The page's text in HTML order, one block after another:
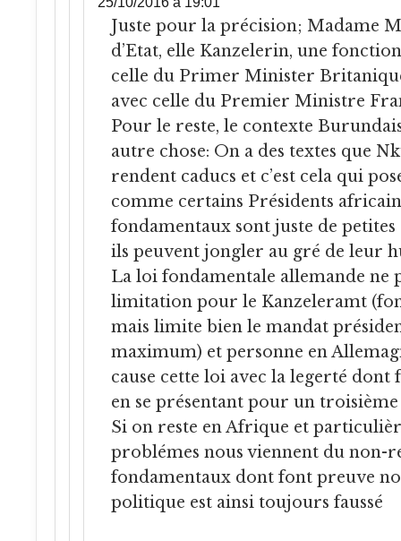
Juste pour la précision; Madame Merkel n’est pas chet
d’Etat, elle Kanzelerin, une
celle du Primer Minister
avec celle du Premier Ministre
Pour le reste, le contexte
autre chose: On a des textes que
rendent caducs et c’est cela qui
comme certains Présidents
fondamentaux sont juste de petites
ils peuvent jongler au gré de leur
La loi fondamentale allemande ne
limitation pour le Kanzeleramt
mais limite bien le mandat
maximum) et personne en
cause cette loi avec la legerté
en se présentant pour un
Si on reste en Afrique et
problémes nous viennent du non-
fondamentaux dont font preuve
politique est ainsi toujours faussé